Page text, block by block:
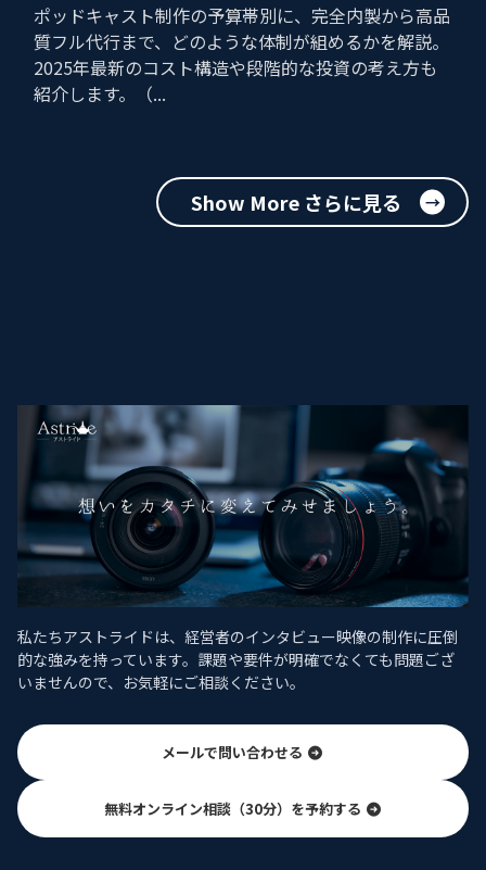
ポッドキャスト制作の予算帯別に、完全内製から高品
質フル代行まで、どのような体制が組めるかを解説。
2025年最新のコスト構造や段階的な投資の考え方も
紹介します。（...
Show More さらに見る
私たちアストライドは、経営者のインタビュー映像の制作に圧倒
的な強みを持っています。課題や要件が明確でなくても問題ござ
いませんので、お気軽にご相談ください。
メールで問い合わせる
無料オンライン相談（30分）を予約する